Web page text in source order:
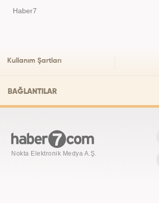
Haber7
Kullanım Şartları
BAĞLANTILAR
Nokta Elektronik Medya A.Ş.